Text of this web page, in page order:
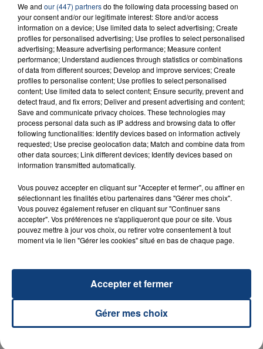
FIL D'ACTU
INCENDIE MORTEL À LENS : UNE FEMME ET
SON BÉBÉ ENTRE LA VIE ET LA...
Un homme s'est immolé par le feu après avoir
aspergé sa compagne et leur bébé de trois mois
20 juillet 2026
We and our (447) partnersdo the following data processing based on
your consent and/or our legitimate interest: Store and/or access
information on a device; Use limited data to select advertising; Create
profiles for personalised advertising; Use profiles to select personalised
advertising; Measure advertising performance; Measure content
performance; Understand audiences through statistics or combinations
of data from different sources; Develop and improve services; Create
profiles to personalise content; Use profiles to select personalised
content; Use limited data to select content; Ensure security, prevent and
detect fraud, and fix errors; Deliver and present advertising and content;
Save and communicate privacy choices. These technologies may
process personal data such as IP address and browsing data to offer
following functionalities: Identify devices based on information actively
requested; Use precise geolocation data; Match and combine data from
other data sources; Link different devices; Identify devices based on
information transmitted automatically.
Vous pouvez accepter en cliquant sur "Accepter et fermer", ou affiner en
sélectionnant les finalités et/ou partenaires dans "Gérer mes choix".
Vous pouvez également refuser en cliquant sur "Continuer sans
accepter". Vos préférences ne s'appliqueront que pour ce site. Vous
pouvez mettre à jour vos choix, ou retirer votre consentement à tout
moment via le lien "Gérer les cookies" situé en bas de chaque page.
Gérer mes choix
Accepter et fermer